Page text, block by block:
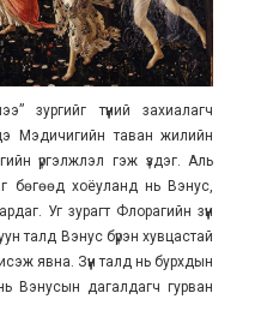
зургийг түүний захиалагч
Мэдичигийн таван жилийн
үргэлжлэл гэж үздэг. Аль
бөгөөд хоёуланд нь Вэнус,
Уг зурагт Флорагийн зүүн
талд Вэнус бүрэн хувцастай
явна. Зүүн талд нь бурхдын
Вэнусын дагалдагч гурван